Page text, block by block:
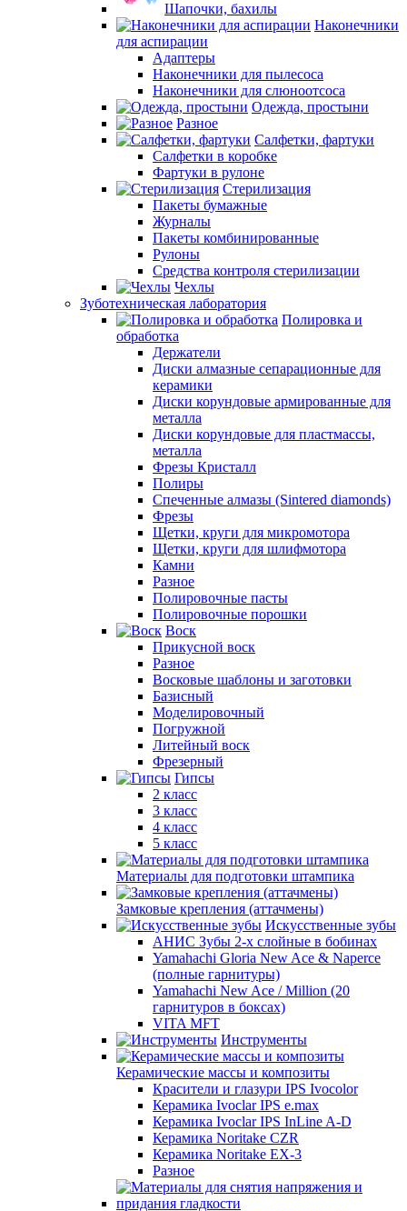
Шапочки, бахилы
Наконечники
для аспирации
Адаптеры
Наконечники для пылесоса
Наконечники для слюноотсоса
Одежда, простыни
Разное
Салфетки, фартуки
Салфетки в коробке
Фартуки в рулоне
Стерилизация
Пакеты бумажные
Журналы
Пакеты комбинированные
Рулоны
Средства контроля стерилизации
Чехлы
Зуботехническая лаборатория
Полировка и
обработка
Держатели
Диски алмазные сепарационные для
керамики
Диски корундовые армированные для
металла
Диски корундовые для пластмассы,
металла
Фрезы Кристалл
Полиры
Спеченные алмазы (Sintered diamonds)
Фрезы
Щетки, круги для микромотора
Щетки, круги для шлифмотора
Камни
Разное
Полировочные пасты
Полировочные порошки
Воск
Прикусной воск
Разное
Восковые шаблоны и заготовки
Базисный
Моделировочный
Погружной
Литейный воск
Фрезерный
Гипсы
2 класс
3 класс
4 класс
5 класс
Материалы для подготовки штампика
Замковые крепления (аттачмены)
Искусственные зубы
АНИС Зубы 2-х слойные в бобинах
Yamahachi Gloria New Ace & Naperce
(полные гарнитуры)
Yamahachi New Ace / Million (20
гарнитуров в боксах)
VITA MFT
Инструменты
Керамические массы и композиты
Красители и глазури IPS Ivocolor
Керамика Ivoclar IPS e.max
Керамика Ivoclar IPS InLine A-D
Керамика Noritake CZR
Керамика Noritake EX-3
Разное